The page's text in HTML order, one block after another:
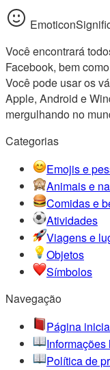
Você encontrará
Facebook, bem
Você pode usar os
Apple, Android e
mergulhando no
Categorias
Emojis e
Animais e
Comidas e
Atividades
Viagens e
Objetos
Símbolos
Navegação
Página
Informações
Política de